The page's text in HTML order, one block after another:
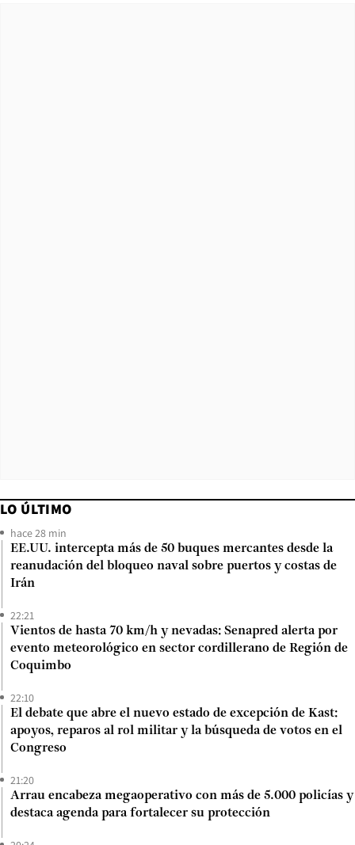
LO ÚLTIMO
hace 28 min
EE.UU. intercepta más de 50 buques mercantes desde la
reanudación del bloqueo naval sobre puertos y costas de
Irán
22:21
Vientos de hasta 70 km/h y nevadas: Senapred alerta por
evento meteorológico en sector cordillerano de Región de
Coquimbo
22:10
El debate que abre el nuevo estado de excepción de Kast:
apoyos, reparos al rol militar y la búsqueda de votos en el
Congreso
21:20
Arrau encabeza megaoperativo con más de 5.000 policías y
destaca agenda para fortalecer su protección